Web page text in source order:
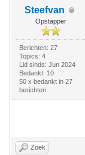
Steefvan
Opstapper
Berichten: 27
Topics: 4
Lid sinds: Jun 2024
Bedankt: 10
50 x bedankt in 27
berichten
Zoek